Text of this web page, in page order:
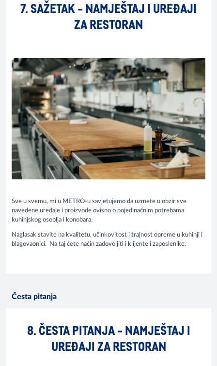
7. SAŽETAK - NAMJEŠTAJ I UREĐAJI
ZA RESTORAN
Sve u svemu, mi u METRO-u savjetujemo da uzmete u obzir sve
navedene uređaje i proizvode ovisno o pojedinačnim potrebama
kuhinjskog osoblja i konobara.
Naglasak stavite na kvalitetu, učinkovitost i trajnost opreme u kuhinji i
blagovaonici. Na taj čete način zadovoljiti i klijente i zaposlenike.
Česta pitanja
8. ČESTA PITANJA - NAMJEŠTAJ I
UREĐAJI ZA RESTORAN